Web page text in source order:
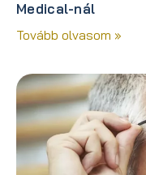
Medical-nál
Tovább olvasom »